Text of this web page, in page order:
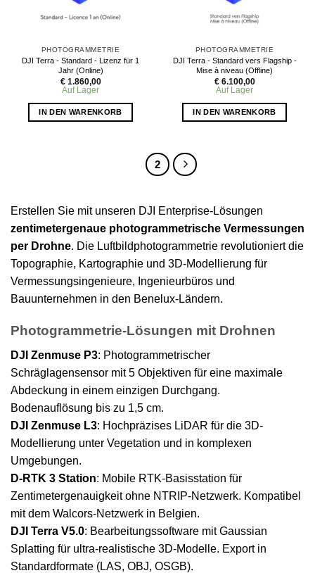
PHOTOGRAMMETRIE
DJI Terra - Standard - Lizenz für 1
Jahr (Online)
€1.860,00
Auf Lager
IN DEN WARENKORB
PHOTOGRAMMETRIE
DJI Terra - Standard vers Flagship -
Mise à niveau (Offline)
€6.100,00
Auf Lager
IN DEN WARENKORB
2
Erstellen Sie mit unseren DJI Enterprise-Lösungen
zentimetergenaue photogrammetrische Vermessungen
per Drohne. Die Luftbildphotogrammetrie revolutioniert die
Topographie, Kartographie und 3D-Modellierung für
Vermessungsingenieure, Ingenieurbüros und
Bauunternehmen in den Benelux-Ländern.
Photogrammetrie-Lösungen mit Drohnen
DJI Zenmuse P3: Photogrammetrischer
Schräglagensensor mit 5 Objektiven für eine maximale
Abdeckung in einem einzigen Durchgang.
Bodenauflösung bis zu 1,5 cm.
DJI Zenmuse L3: Hochpräzises LiDAR für die 3D-
Modellierung unter Vegetation und in komplexen
Umgebungen.
D-RTK 3 Station: Mobile RTK-Basisstation für
Zentimetergenauigkeit ohne NTRIP-Netzwerk. Kompatibel
mit dem Walcors-Netzwerk in Belgien.
DJI Terra V5.0: Bearbeitungssoftware mitGaussian
Splatting für ultra-realistische 3D-Modelle. Export in
Standardformate (LAS, OBJ, OSGB).